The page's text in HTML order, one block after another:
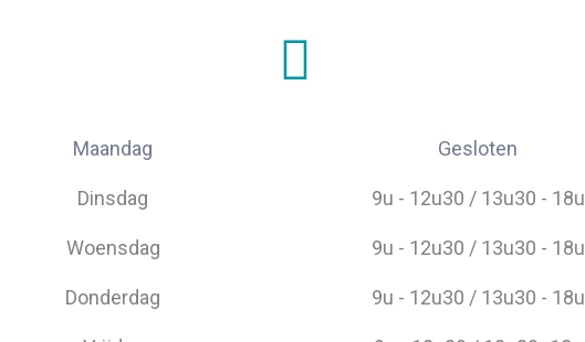
Maandag Gesloten
Dinsdag 9u - 12u30 / 13u30 - 18u
Woensdag 9u - 12u30 / 13u30 - 18u
Donderdag 9u - 12u30 / 13u30 - 18u